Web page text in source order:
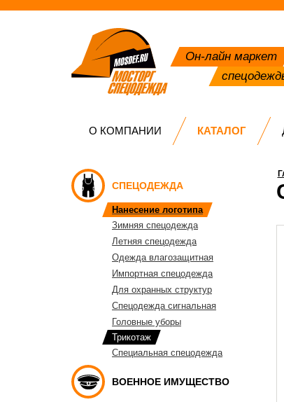
Он-лайн маркет
О КОМПАНИИ КАТАЛОГ
СПЕЦОДЕЖДА
Нанесение логотипа
Зимняя спецодежда
Летняя спецодежда
Одежда влагозащитная
Импортная спецодежда
Для охранных структур
Спецодежда сигнальная
Головные уборы
Трикотаж
Специальная спецодежда
ВОЕННОЕ ИМУЩЕСТВО